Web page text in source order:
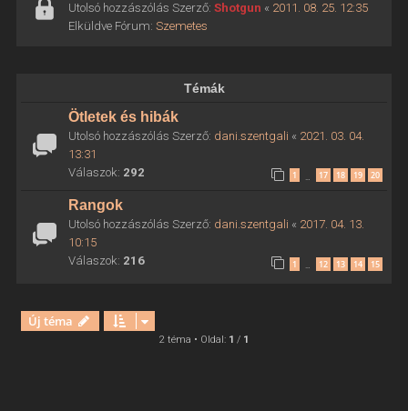
Utolsó hozzászólás Szerző: Shotgun « 2011. 08. 25. 12:35
Elküldve Fórum: Szemetes
Témák
Ötletek és hibák
Utolsó hozzászólás Szerző: dani.szentgali « 2021. 03. 04.
13:31
Válaszok: 292 1 17 18 19 20
Rangok
Utolsó hozzászólás Szerző: dani.szentgali « 2017. 04. 13.
10:15
Válaszok: 216 1 … 12 13 14 15
Új téma
2 téma • Oldal: 1 / 1